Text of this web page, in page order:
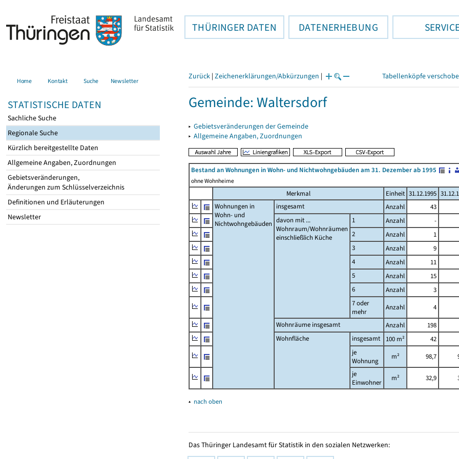
THÜRINGER DATEN DATENERHEBUNG
Home Kontakt Suche Newsletter
STATISTISCHE DATEN
Sachliche Suche
Regionale Suche
Kürzlich bereitgestellte Daten
Allgemeine Angaben, Zuordnungen
Gebietsveränderungen,
Änderungen zum Schlüsselverzeichnis
Definitionen und Erläuterungen
Newsletter
Zurück | Zeichenerklärungen/Abkürzungen | Tabellenköpfe
Gemeinde: Waltersdorf
▸ Gebietsveränderungen der Gemeinde
▸ Allgemeine Angaben, Zuordnungen
Bestand an Wohnungen in Wohn- und Nichtwohngebäuden am 31. Dezember ab 1995
ohne Wohnheime
Merkmal Einheit 31.12.1995
Wohnungen in
Wohn- und
Nichtwohngebäuden
insgesamt Anzahl 43
davon mit ...
Wohnraum/Wohnräumen
einschließlich Küche
1 Anzahl -
2
Anzahl 1
3
Anzahl 9
4
Anzahl 11
5
Anzahl 15
6
Anzahl 3
7 oder
mehr
Anzahl 4
Wohnräume insgesamt
Anzahl 198
Wohnfläche
insgesamt 100 m² 42
je
Wohnung
m² 98,7
je
Einwohner
m² 32,9
▴ nach oben
Das Thüringer Landesamt für Statistik in den sozialen Netzwerken: